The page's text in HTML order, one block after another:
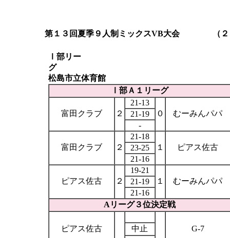
第１３回夏季９人制ミックスVB大会 （２
Ⅰ部リー
グ
松島市立体育館
Ⅰ部Ａ１リーグ
富田クラブ ２
21-13
０
むーみんパパ
21-19
-
富田クラブ ２
21-18
１
ピアス佐古
23-25
21-16
ピアス佐古 ２
19-21
１
むーみんパパ
21-19
21-16
A リーグ３位決定戦
ピアス佐古 G-7
中止